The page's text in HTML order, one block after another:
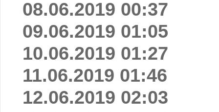
08.06.2019 00:37
09.06.2019 01:05
10.06.2019 01:27
11.06.2019 01:46
12.06.2019 02:03